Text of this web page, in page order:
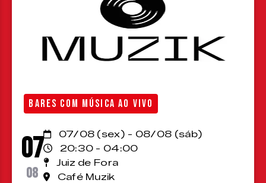
BARES COM MÚSICA AO VIVO
07
08
07/08 (sex) - 08/08 (sáb)
20:30 - 04:00
Juiz de Fora
Café Muzik